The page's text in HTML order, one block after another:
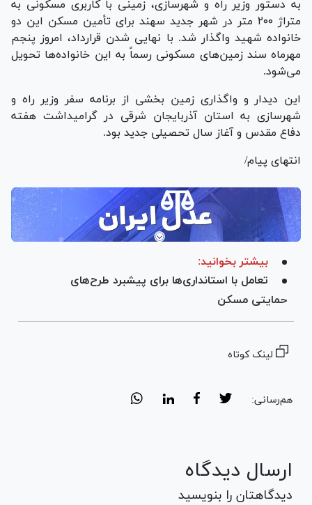
به دستور وزیر راه و شهرسازی، زمینی با کاربری مسکونی به
متراژ ۲۰۰ متر در شهر جدید سهند برای تأمین مسکن این دو
خانواده شهید واگذار شد. با نهایی شدن قرارداد، امروز پنجم
مهرماه سند زمین‌های مسکونی رسماً به این خانواده‌ها تحویل
می‌شود.
این دیدار و واگذاری زمین بخشی از برنامه سفر وزیر راه و
شهرسازی به استان آذربایجان شرقی در گرامیداشت هفته
دفاع مقدس و آغاز سال تحصیلی جدید بود.
انتهای پیام/
بیشتر بخوانید:
تعامل با استانداری‌ها برای پیشبرد طرح‌های
حمایتی مسکن
لینک کوتاه
هم‌رسانی:
ارسال دیدگاه
دیدگاهتان را بنویسید